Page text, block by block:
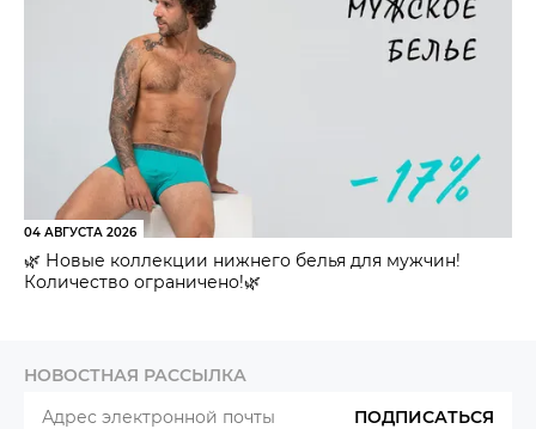
04 АВГУСТА 2026
🌿 Новые коллекции нижнего белья для мужчин!
Количество ограничено!🌿
НОВОСТНАЯ РАССЫЛКА
ПОДПИСАТЬСЯ